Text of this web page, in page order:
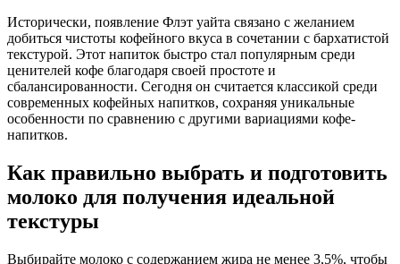
Исторически, появление Флэт уайта связано с желанием
добиться чистоты кофейного вкуса в сочетании с бархатистой
текстурой. Этот напиток быстро стал популярным среди
ценителей кофе благодаря своей простоте и
сбалансированности. Сегодня он считается классикой среди
современных кофейных напитков, сохраняя уникальные
особенности по сравнению с другими вариациями кофе-
напитков.
Как правильно выбрать и подготовить
молоко для получения идеальной
текстуры
Выбирайте молоко с содержанием жира не менее 3,5%, чтобы